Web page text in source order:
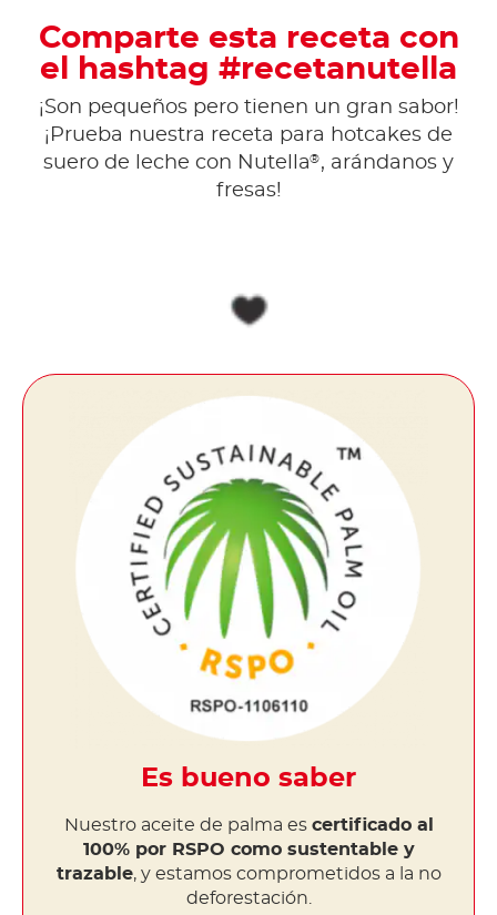
Comparte esta receta con
el hashtag #recetanutella
¡Son pequeños pero tienen un gran sabor!
¡Prueba nuestra receta para hotcakes de
suero de leche con Nutella®, arándanos y
fresas!
Es bueno saber
Nuestro aceite de palma es certificado al
100% por RSPO como sustentable y
trazable, y estamos comprometidos a la no
deforestación.